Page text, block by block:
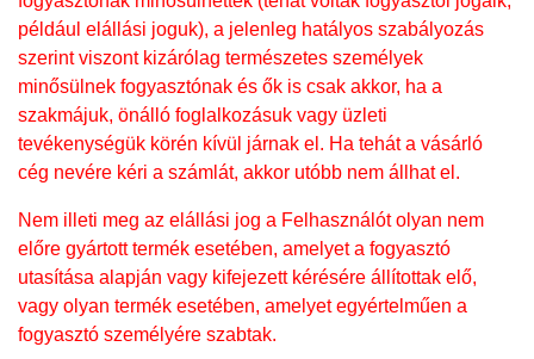
például elállási joguk), a jelenleg hatályos szabályozás
szerint viszont kizárólag természetes személyek
minősülnek fogyasztónak és ők is csak akkor, ha a
szakmájuk, önálló foglalkozásuk vagy üzleti
tevékenységük körén kívül járnak el. Ha tehát a vásárló
cég nevére kéri a számlát, akkor utóbb nem állhat el.
Nem illeti meg az elállási jog a Felhasználót olyan nem
előre gyártott termék esetében, amelyet a fogyasztó
utasítása alapján vagy kifejezett kérésére állítottak elő,
vagy olyan termék esetében, amelyet egyértelműen a
fogyasztó személyére szabtak.